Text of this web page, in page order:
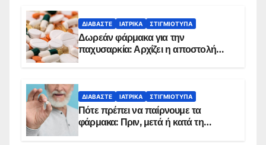
ΔΙΑΒΆΣΤΕ ΙΑΤΡΙΚΆ ΣΤΙΓΜΙΌΤΥΠΑ
Δωρεάν φάρμακα για την
παχυσαρκία: Αρχίζει η αποστολή
ΔΙΑΒΆΣΤΕ ΙΑΤΡΙΚΆ ΣΤΙΓΜΙΌΤΥΠΑ
Πότε πρέπει να παίρνουμε τα
φάρμακα: Πριν, μετά ή κατά τη